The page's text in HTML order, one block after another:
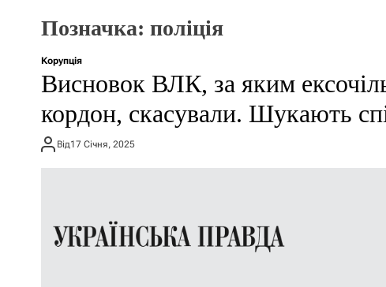
Позначка: поліція
Корупція
Висновок ВЛК, за яким
кордон, скасували. Шукають
Від17 Січня, 2025